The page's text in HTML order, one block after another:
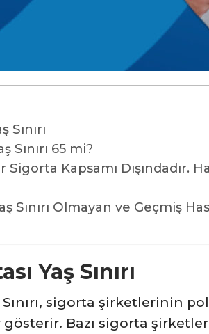
Sınırı
Sınırı 65 mi?
Sigorta Kapsamı Dışındadır.
Sınırı Olmayan ve Geçmiş
Yaş Sınırı
Sınırı, sigorta şirketlerinin
Bazı sigorta şirketleri